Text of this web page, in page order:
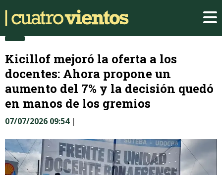
Kicillof mejoró la oferta a los
docentes: Ahora propone un
aumento del 7% y la decisión quedó
en manos de los gremios
07/07/2026 09:54|